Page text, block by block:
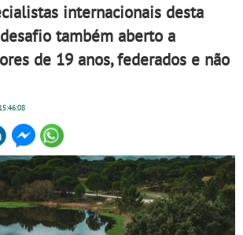
internacionais desta
também aberto a
de 19 anos, federados e não
15:46:08